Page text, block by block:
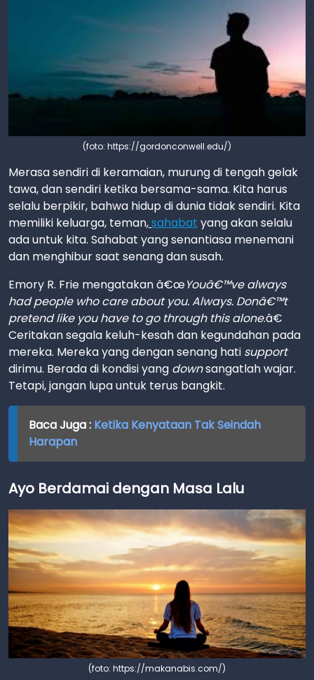
(foto: https://gordonconwell.edu/)
Merasa sendiri di keramaian, murung di tengah gelak
tawa, dan sendiri ketika bersama-sama. Kita harus
selalu berpikir, bahwa hidup di dunia tidak sendiri. Kita
memiliki keluarga, teman,sahabat yang akan selalu
ada untuk kita. Sahabat yang senantiasa menemani
dan menghibur saat senang dan susah.
Emory R. Frie mengatakan â€œYouâ€™ve always
had people who care about you. Always. Donâ€™t
pretend like you have to go through this alone.â€
Ceritakan segala keluh-kesah dan kegundahan pada
mereka. Mereka yang dengan senang hati support
dirimu. Berada di kondisi yang downsangatlah wajar.
Tetapi, jangan lupa untuk terus bangkit.
Baca Juga : Ketika Kenyataan Tak Seindah
Harapan
Ayo Berdamai dengan Masa Lalu
(foto: https://makanabis.com/)